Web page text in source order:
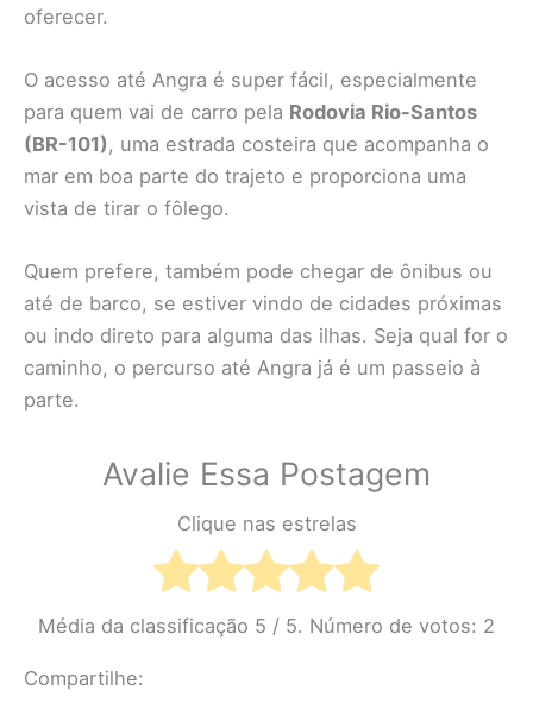
oferecer.
O acesso até Angra é super fácil, especialmente
para quem vai de carro pela Rodovia Rio-Santos
(BR-101) , uma estrada costeira que acompanha o
mar em boa parte do trajeto e proporciona uma
vista de tirar o fôlego.
Quem prefere, também pode chegar de ônibus ou
até de barco, se estiver vindo de cidades próximas
ou indo direto para alguma das ilhas. Seja qual for o
caminho, o percurso até Angra já é um passeio à
parte.
Avalie Essa Postagem
Clique nas estrelas
Média da classificação 5 / 5. Número de votos: 2
Compartilhe: